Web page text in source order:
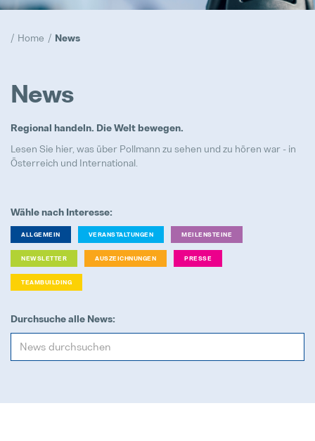
Trainee Programm
Hervorgehoben
Maschinenbediener /
Vollzeit
Home News
News
Regional handeln. Die Welt bewegen.
Lesen Sie hier, was über Pollmann zu sehen und zu hören war - in
Österreich und International.
Wähle nach Interesse:
ALLGEMEIN VERANSTALTUNGEN MEILENSTEINE
NEWSLETTER AUSZEICHNUNGEN PRESSE
TEAMBUILDING
Durchsuche alle News: